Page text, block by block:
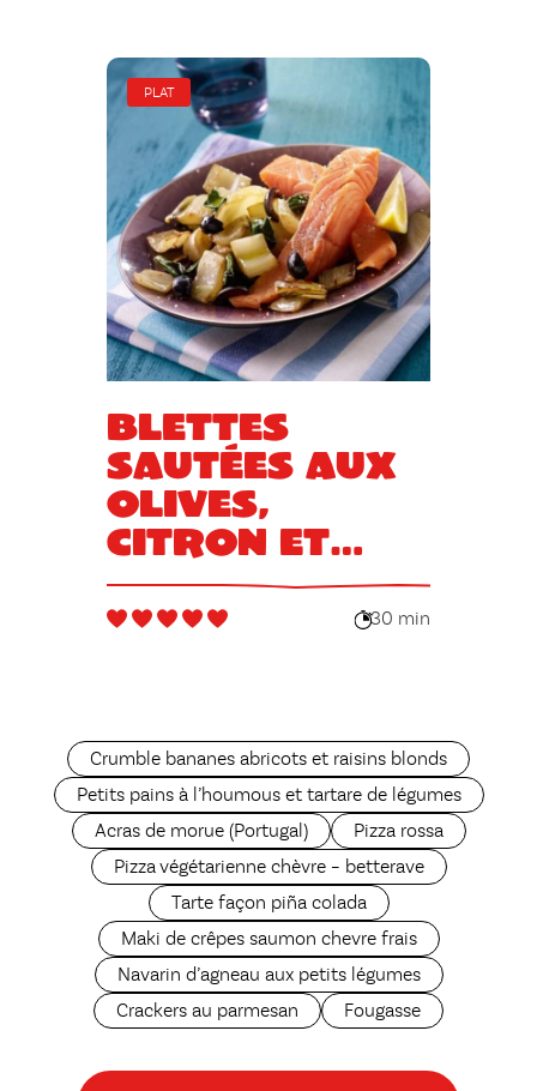
PLAT
Blettes
sautées aux
olives,
citron et
huile d’olive
30 min
Crumble bananes abricots et raisins blonds
Petits pains à l’houmous et tartare de légumes
Acras de morue (Portugal)
Pizza rossa
Pizza végétarienne chèvre – betterave
Tarte façon piña colada
Maki de crêpes saumon chevre frais
Navarin d’agneau aux petits légumes
Crackers au parmesan
Fougasse